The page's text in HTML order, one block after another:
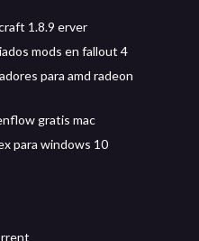
1.8.9 erver
mods en fallout 4
para amd radeon
gratis mac
para windows 10